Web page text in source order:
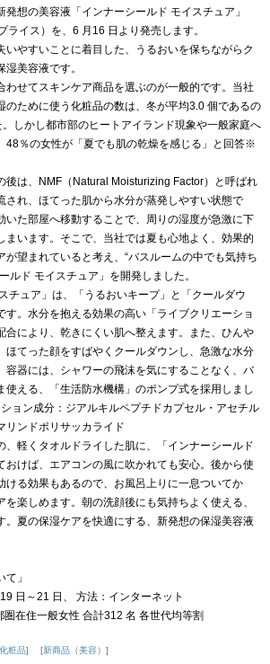
発想の美容液「インナーシールド モイスチュア」
ライス）を、6 月16 日より発売します。
いやすいことに着目した、うるおいを保ちながらク
美容液です。
わせてスキンケア商品を選ぶのが一般的です。当社
ために使う化粧品の数は、冬が平均3.0 個であるの
しかし都市部のヒートアイランド現象や一般家庭へ
48％の女性が「夏でも肌の乾燥を感じる」と回答※
後は、NMF（Natural Moisturizing Factor）と呼ばれ
され、ほてった肌から水分が蒸発しやすい状態で
いた部屋へ移動することで、周りの湿度が急激に下
まいます。そこで、当社では夏も心地よく、効果的
が望まれていると考え、“バスルームの中でも気持ち
ルド モイスチュア」を開発しました。
チュア」は、「うるおいキープ」と「クールダウ
す。水分を抱える効果の高い「ライブクリエーショ
により、乾きにくい肌へ整えます。また、ひんや
ほてった顔をすばやくクールダウンし、急激な水分
容器には、シャワーの飛沫を気にすることなく、バ
使える、「生活防水機構」のポンプ式を採用しまし
ョン成分：ジアルキルペプチドカプセル・アセチル
リンドポリサッカライド
、軽くタオルドライした肌に、「インナーシールド
おけば、エアコンの風に吹かれても安心。後から使
ける効果もあるので、お風呂上りに一息ついてか
を楽しめます。朝の洗顔後にも気持ちよく使える、
。夏の保湿ケアを快適にする、新発想の保湿美容液
」
日～21 日、 方法：インターネット
在住一般女性 合計312 名 各世代均等割
化粧品 新商品（美容）